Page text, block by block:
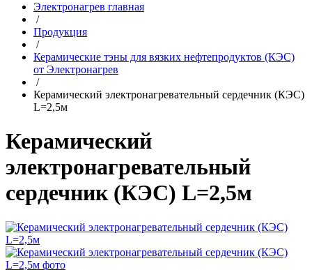
Электронагрев главная
/
Продукция
/
Керамические тэны для вязких нефтепродуктов (КЭС)
от Электронагрев
/
Керамический электронагревательный сердечник (КЭС)
L=2,5м
Керамический
электронагревательный
сердечник (КЭС) L=2,5м